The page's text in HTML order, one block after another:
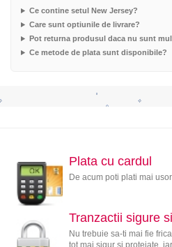
Ce contine setul New Jersey?
Care sunt optiunile de livrare?
Pot returna produsul daca nu sunt
Ce metode de plata sunt disponibile?
Plata cu cardul
De acum poti plati mai usor
Tranzactii sigure
Nu trebuie sa-ti mai fie
tot mai sigur si protejate,